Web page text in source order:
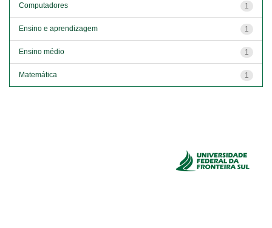
1
Computadores
1
Ensino e aprendizagem
1
Ensino médio
1
Matemática